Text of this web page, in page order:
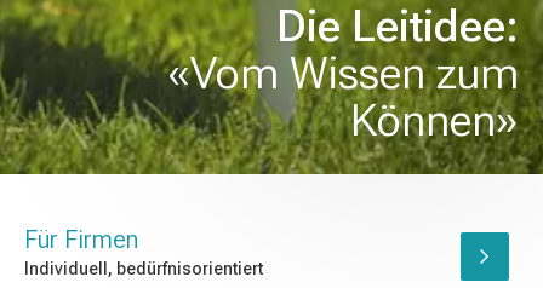
Die Leitidee:
«Vom Wissen zum
Können»
Für Firmen
Individuell, bedürfnisorientiert